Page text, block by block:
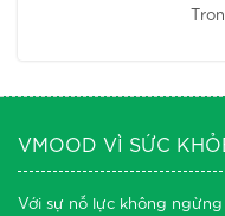
VMOOD VÌ SỨC
Với sự nỗ lực không